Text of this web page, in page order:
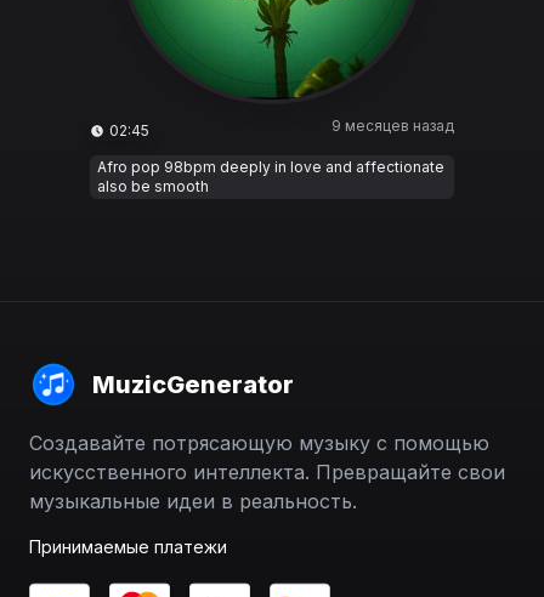
02:45 9 месяцев назад
Afro pop 98bpm deeply in love and affectionate
also be smooth
MuzicGenerator
Создавайте потрясающую музыку с помощью
искусственного интеллекта. Превращайте свои
музыкальные идеи в реальность.
Принимаемые платежи